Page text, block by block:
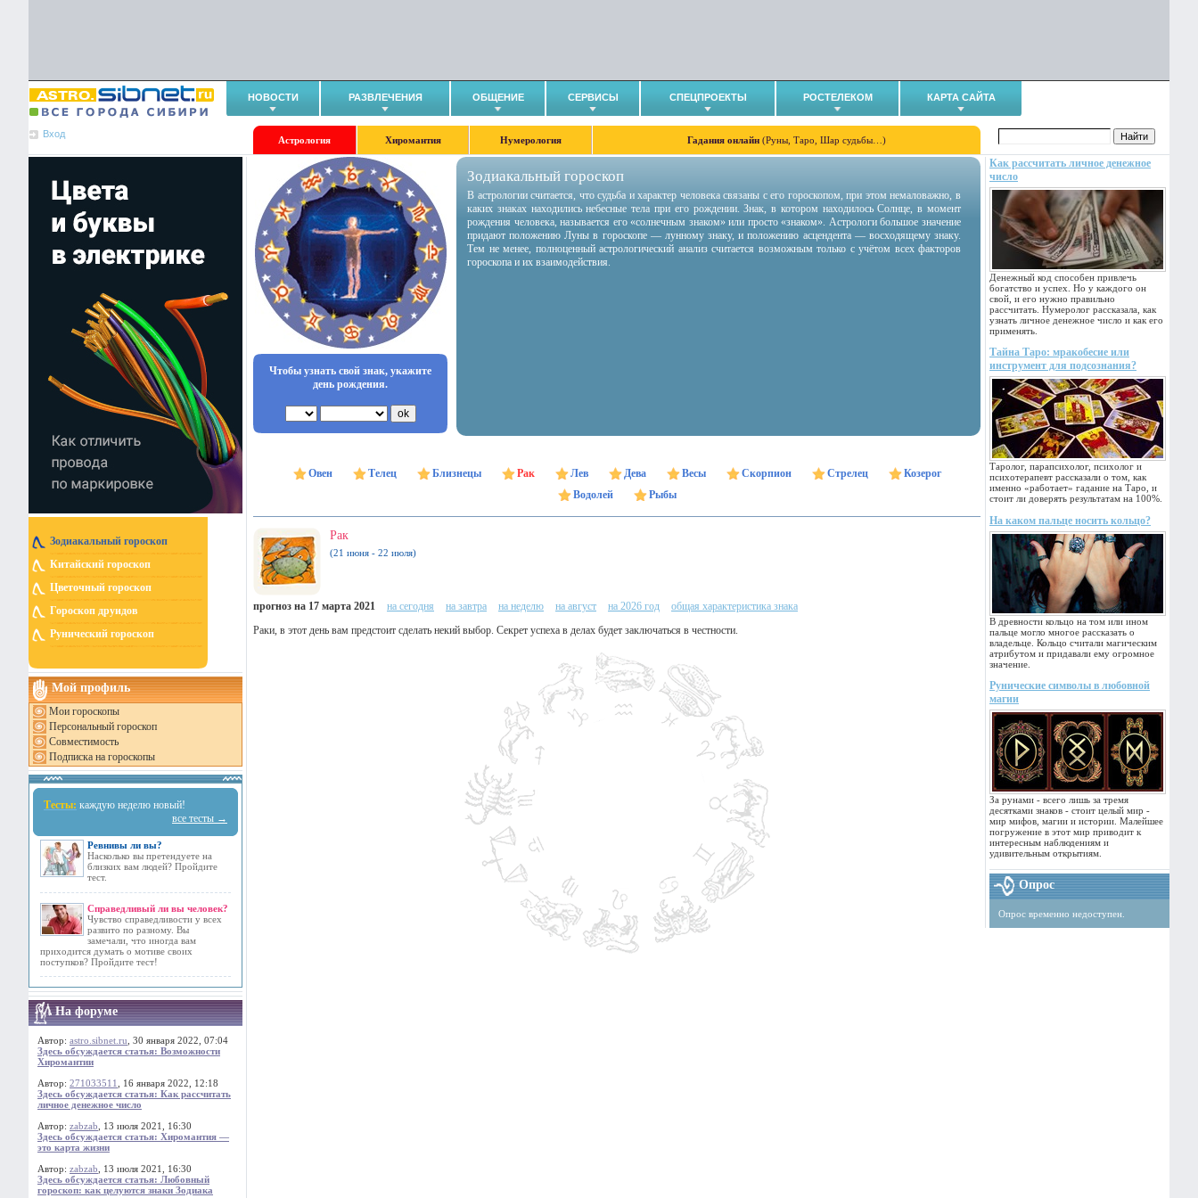
НОВОСТИ РАЗВЛЕЧЕНИЯ ОБЩЕНИЕ СЕРВИСЫ СПЕЦПРОЕКТЫ РОСТЕЛЕКОМ КАРТА САЙТА
Вход
Астрология Хиромантия Нумерология Гадания онлайн (Руны, Таро, Шар судьбы…)
Зодиакальный гороскоп
Китайский гороскоп
Цветочный гороскоп
Гороскоп друидов
Рунический гороскоп
Мой профиль
Мои гороскопы
Персональный гороскоп
Совместимость
Подписка на гороскопы
Тесты: каждую неделю новый!
все тесты →
Ревнивы ли вы?
Насколько вы претендуете на
близких вам людей? Пройдите
тест.
Справедливый ли вы человек?
Чувство справедливости у всех
развито по разному. Вы
замечали, что иногда вам
приходится думать о мотиве своих
поступков? Пройдите тест!
На форуме
Автор: astro.sibnet.ru , 30 января 2022, 07:04
Здесь обсуждается статья: Возможности
Хиромантии
Автор: 271033511
, 16 января 2022, 12:18
Здесь обсуждается статья: Как рассчитать
личное денежное число
Автор: zabzab , 13 июля 2021, 16:30
Здесь обсуждается статья: Хиромантия —
это карта жизни
Автор: zabzab , 13 июля 2021, 16:30
Здесь обсуждается статья: Любовный
гороскоп: как целуются знаки Зодиака
Как рассчитать личное денежное
число
Денежный код способен привлечь
богатство и успех. Но у каждого он
свой, и его нужно правильно
рассчитать. Нумеролог рассказала, как
узнать личное денежное число и как его
применять.
Тайна Таро: мракобесие или
инструмент для подсознания?
Таролог, парапсихолог, психолог и
психотерапевт рассказали о том, как
именно «работает» гадание на Таро, и
стоит ли доверять результатам на 100%.
На каком пальце носить кольцо?
В древности кольцо на том или ином
пальце могло многое рассказать о
владельце. Кольцо считали магическим
атрибутом и придавали ему огромное
значение.
Рунические символы в любовной
магии
За рунами - всего лишь за тремя
десятками знаков - стоит целый мир -
мир мифов, магии и истории. Малейшее
погружение в этот мир приводит к
интересным наблюдениям и
удивительным открытиям.
Опрос
Опрос временно недоступен.
Чтобы узнать свой знак, укажите
день рождения.
Зодиакальный гороскоп
В астрологии считается, что судьба и характер человека связаны с его гороскопом, при этом немаловажно, в
каких знаках находились небесные тела при его рождении. Знак, в котором находилось Солнце, в момент
рождения человека, называется его «солнечным знаком» или просто «знаком». Астрологи большое значение
придают положению Луны в гороскопе — лунному знаку, и положению асцендента — восходящему знаку.
Тем не менее, полноценный астрологический анализ считается возможным только с учётом всех факторов
гороскопа и их взаимодействия.
Овен Телец Близнецы Рак Лев Дева Весы Скорпион Стрелец
Козерог
Водолей
Рыбы
Рак
(21 июня - 22 июля)
прогноз на 17 марта 2021 на сегодня на завтра на неделю на август на 2026 год
общая характеристика знака
Раки, в этот день вам предстоит сделать некий выбор. Секрет успеха в делах будет заключаться в честности.